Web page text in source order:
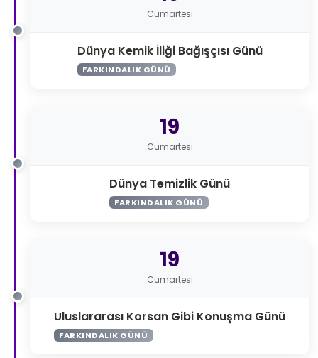
Cumartesi
Dünya Kemik İliği Bağışçısı Günü
FARKINDALIK GÜNÜ
19
Cumartesi
Dünya Temizlik Günü
FARKINDALIK GÜNÜ
19
Cumartesi
Uluslararası Korsan Gibi Konuşma Günü
FARKINDALIK GÜNÜ